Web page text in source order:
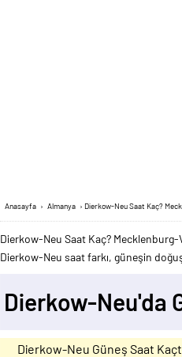
Anasayfa › Almanya › Dierkow-Neu Saat Kaç?
Dierkow-Neu Saat Kaç?
Dierkow-Neu saat farkı, güneşin
Dierkow-Neu'da
Dierkow-Neu Güneş Saat